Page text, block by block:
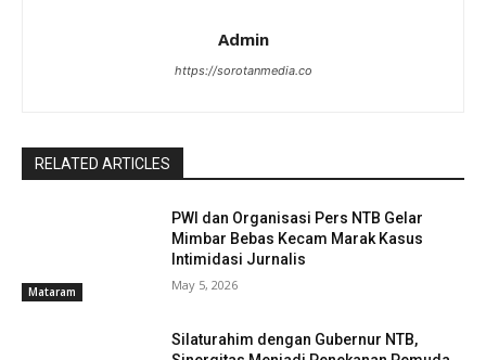
Admin
https://sorotanmedia.co
RELATED ARTICLES
Mataram
PWI dan Organisasi Pers NTB Gelar
Mimbar Bebas Kecam Marak Kasus
Intimidasi Jurnalis
May 5, 2026
Silaturahim dengan Gubernur NTB,